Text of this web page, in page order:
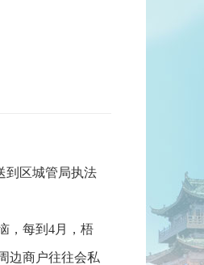
到区城管局执法
，每到4月，梧
边商户往往会私